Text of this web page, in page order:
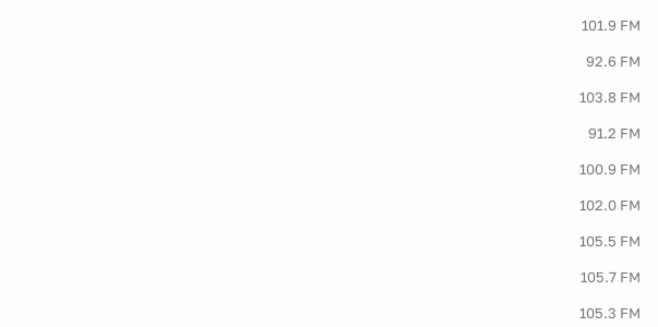
101.9 FM
92.6 FM
103.8 FM
91.2 FM
100.9 FM
102.0 FM
105.5 FM
105.7 FM
105.3 FM